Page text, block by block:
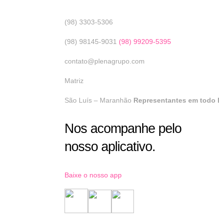
(98) 3303-5306
(98) 98145-9031 (98) 99209-5395
contato@plenagrupo.com
Matriz
São Luís – Maranhão Representantes em todo
Nos acompanhe pelo
nosso aplicativo.
Baixe o nosso app